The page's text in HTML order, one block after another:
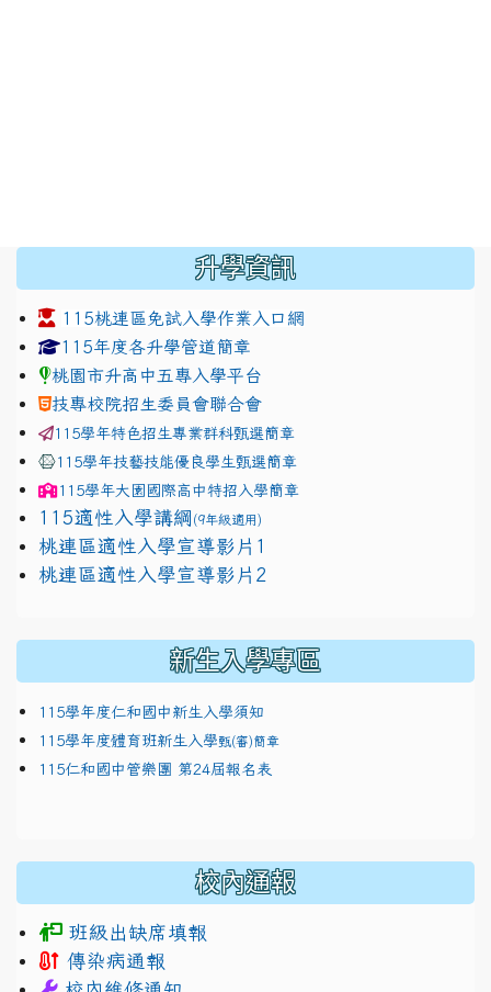
升學資訊
115桃連區免試入學作業入口網
link to https://www.jhjhs.tyc.edu.tw/modules/
115年度各升學管道簡章
桃園市升高中五專入學平台
技專校院招生委員會聯合會
115學年特色招生專業群科甄選簡章
115學年技藝技能優良學生甄選簡章
115學年大園國際高中特招入學簡章
115適性入學講綱 (9年級適用)
link to https://docs.google.com/presentation/d/
桃連區適性入學宣導影片1
link to https://docs.google.com/presentation/d/
桃連區適性入學宣導影片2
新生入學專區
115學年度仁和國中新生入學須知
115學年度體育班新生入學甄(審)簡章
115仁和國中管樂團 第24屆報名表
校內通報
班級出缺席填報
傳染病通報